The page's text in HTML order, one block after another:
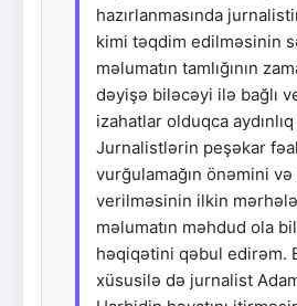
hazırlanmasında
kimi təqdim edilməsinin
məlumatın tamlığının
dəyişə biləcəyi ilə bağlı
izahatlar olduqca
Jurnalistlərin peşəkar
vurğulamağın önəmini
verilməsinin ilkin
məlumatın məhdud ola
həqiqətini qəbul edirəm.
xüsusilə də jurnalist